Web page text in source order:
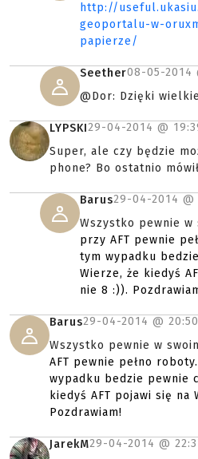
http://
geoportalu-w-
papierze/
Seether08-05-2014
@Dor: Dzięki
LYPSKI29-04-2014 @
Super, ale czy będzie
phone? Bo ostatnio
Barus29-04-2014 @
Wszystko pewnie w
przy AFT pewnie
tym wypadku
Wierze, że kiedyś
nie 8 :)).
Barus29-04-2014 @ 20:50
Wszystko pewnie w
AFT pewnie pełno
wypadku bedzie pewnie
kiedyś AFT pojawi się na
Pozdrawiam!
JarekM29-04-2014 @